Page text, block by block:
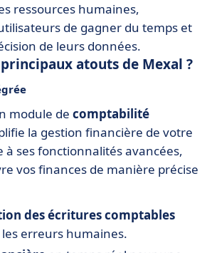
ressources humaines,
de gagner du temps et
de leurs données.
atouts de Mexal ?
module de comptabilité
la gestion financière de votre
à ses fonctionnalités avancées,
vos finances de manière précise
des écritures comptables
erreurs humaines.